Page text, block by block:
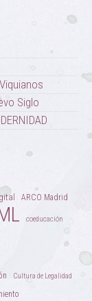
Siglo
ARCO Madrid
coeducación
Cultura de Legalidad